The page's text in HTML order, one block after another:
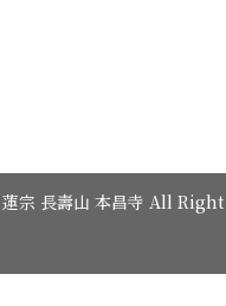
宗 長壽山 本昌寺 All